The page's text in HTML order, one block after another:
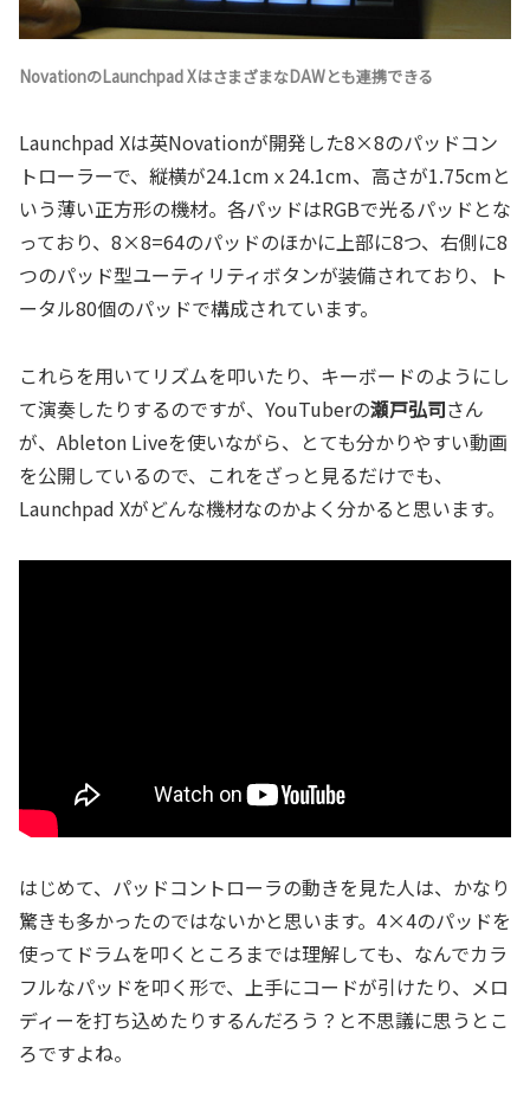
NovationのLaunchpad XはさまざまなDAWとも連携できる
Launchpad Xは英Novationが開発した8×8のパッドコン
トローラーで、縦横が24.1cmｘ24.1cm、高さが1.75cmと
いう薄い正方形の機材。各パッドはRGBで光るパッドとな
っており、8×8=64のパッドのほかに上部に8つ、右側に8
つのパッド型ユーティリティボタンが装備されており、ト
ータル80個のパッドで構成されています。
これらを用いてリズムを叩いたり、キーボードのようにし
て演奏したりするのですが、YouTuberの瀬戸弘司さん
が、Ableton Liveを使いながら、とても分かりやすい動画
を公開しているので、これをざっと見るだけでも、
Launchpad Xがどんな機材なのかよく分かると思います。
はじめて、パッドコントローラの動きを見た人は、かなり
驚きも多かったのではないかと思います。4×4のパッドを
使ってドラムを叩くところまでは理解しても、なんでカラ
フルなパッドを叩く形で、上手にコードが引けたり、メロ
ディーを打ち込めたりするんだろう？と不思議に思うとこ
ろですよね。